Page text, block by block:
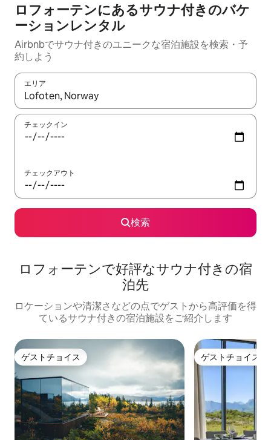
ロフォーテンにあるサウナ付きのバケ
ーションレンタル
Airbnbでサウナ付きのユニークな宿泊施設を検索・予
約しよう
エリア
検索結果が表示されたら、上下の矢印キーを使って移動するか
チェックイン
チェックアウト
検索
ロフォーテンで好評なサウナ付きの宿
泊先
ロケーションや清潔さなどの点でゲストから高評価を得
ているサウナ付きの宿泊施設をご紹介します
ゲストチョイス
ゲストチョイス ゲストチョイス
ゲストチョイス